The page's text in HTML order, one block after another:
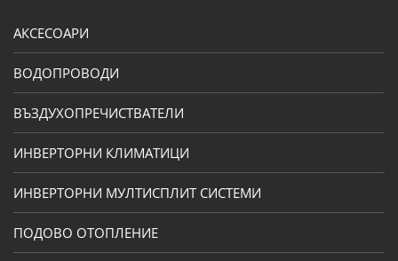
АКСЕСОАРИ
ВОДОПРОВОДИ
ВЪЗДУХОПРЕЧИСТВАТЕЛИ
ИНВЕРТОРНИ КЛИМАТИЦИ
ИНВЕРТОРНИ МУЛТИСПЛИТ СИСТЕМИ
ПОДОВО ОТОПЛЕНИЕ